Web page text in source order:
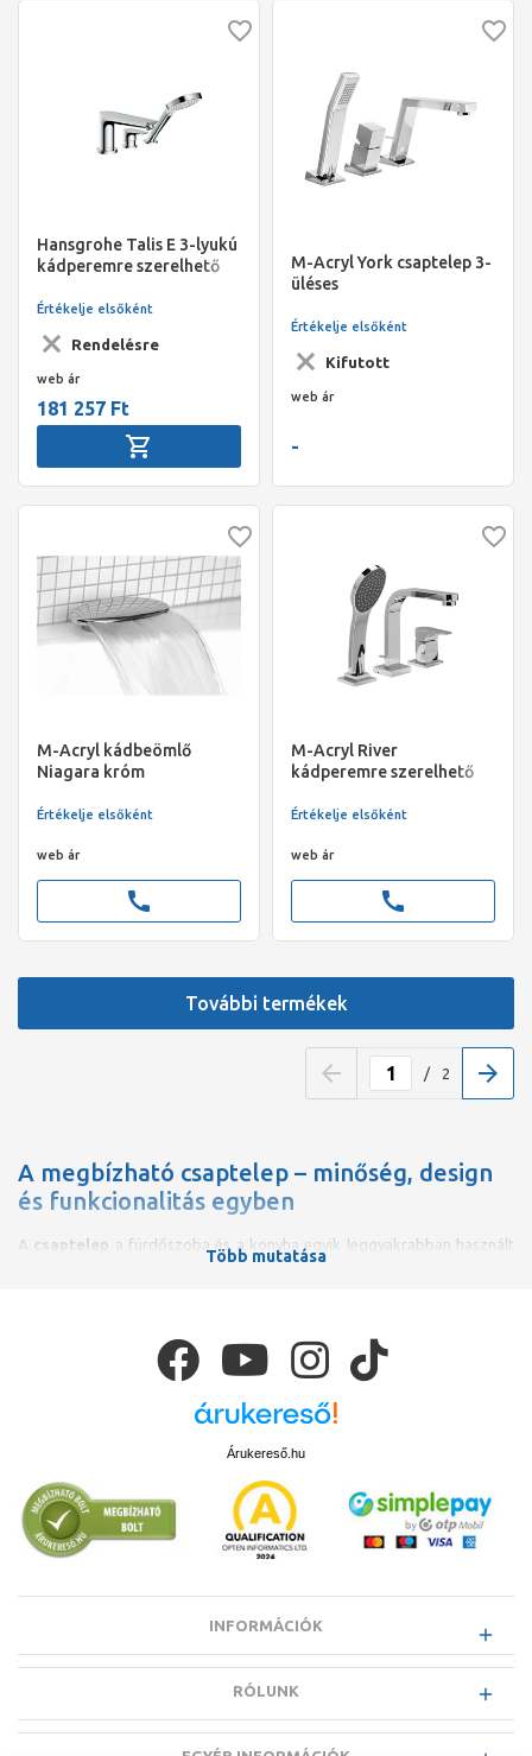
Hansgrohe Talis E 3-lyukú
kádperemre szerelhető
Rendelésre
Értékelje elsőként
web ár
181 257 Ft
M-Acryl York csaptelep 3-
üléses
Kifutott
Értékelje elsőként
web ár
-
M-Acryl kádbeömlő
Niagara króm
Értékelje elsőként
web ár
call
M-Acryl River
kádperemre szerelhető
Értékelje elsőként
web ár
call
További termékek
/ 2
A megbízható csaptelep – minőség, design
és funkcionalitás egyben
A csaptelep
a fürdőszoba és a konyha egyik leggyakrabban használt
szerelvénye, ezért kiemelten fontos a megfelelő minőség és hosszú
között egyre több rendelkezikforrázásvédelemmel
speciális higiéniai funkciókkal is.
A csaptelepek kiválasztásakor mind a design, mind a
ergonomikus kialakítás mellett elvárható, hogy egy minőségi csaptelep
A fürdőszobai csaptelepeknél megkülönböztethetjük amosdóhoz,
bidéhez, kádhozvagyzuhanyhoz
KMT (kád-mosdó töltő)
megoldásokat. Elhelyezésük szerint lehetnek
Kialakítás szerint elérhetőkegykaros, tekerőgombos,
Grohe, Hansgrohe, Kludi,
Több mutatása
Árukereső.hu
INFORMÁCIÓK
RÓLUNK